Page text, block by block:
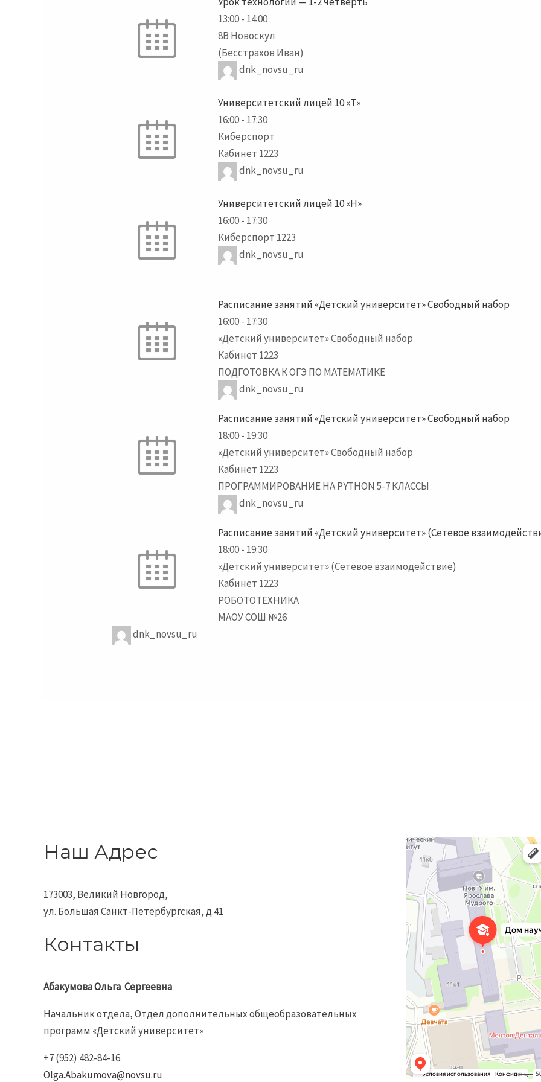
13:00- 14:00
8В Новоскул
(Бесстрахов Иван)
dnk_novsu_ru
Университетский лицей 10 «Т»
16:00- 17:30
Киберспорт
Кабинет 1223
dnk_novsu_ru
Университетский лицей 10 «Н»
16:00- 17:30
Киберспорт 1223
dnk_novsu_ru
Расписание занятий «Детский университет» Свободный набор
16:00- 17:30
«Детский университет» Свободный набор
Кабинет 1223
ПОДГОТОВКА К ОГЭ ПО МАТЕМАТИКЕ
dnk_novsu_ru
Расписание занятий «Детский университет» Свободный набор
18:00- 19:30
«Детский университет» Свободный набор
Кабинет 1223
ПРОГРАММИРОВАНИЕ НА PYTHON 5-7 КЛАССЫ
dnk_novsu_ru
Расписание занятий «Детский университет» (Сетевое
18:00- 19:30
«Детский университет» (Сетевое взаимодействие)
Кабинет 1223
РОБОТОТЕХНИКА
МАОУ СОШ №26
dnk_novsu_ru
Наш Адрес
173003, Великий Новгород,
ул. Большая Санкт-Петербургская, д.41
Контакты
АбакумоваОльга Сергеевна
Начальник отдела, Отдел дополнительных общеобразовательных
программ «Детский университет»
+7 (952) 482-84-16
Olga.Abakumova@novsu.ru
Дом научной коллаборации им. С.В.
Учебный центр в Великом Новгороде